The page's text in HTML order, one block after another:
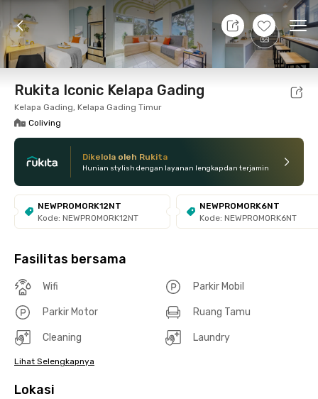
+10
8 Agt 26 - Belum tahu
Foto Fasilitas bersama Lokasi Kamar
Rukita Iconic Kelapa Gading
Kelapa Gading, Kelapa Gading Timur
Coliving
Dikelola oleh Rukita
Hunian stylish dengan layanan lengkap dan terjamin
NEWPROMORK12NT
Kode: NEWPROMORK12NT
NEWPROMORK6NT
Kode: NEWPROMORK6NT
Fasilitas bersama
Wifi Parkir Mobil
Parkir Motor Ruang Tamu
Cleaning Laundry
Lihat Selengkapnya
Lokasi